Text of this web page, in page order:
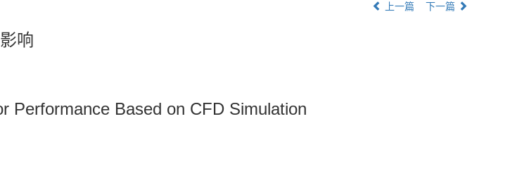
上一篇 下一篇
响
Performance Based on CFD Simulation